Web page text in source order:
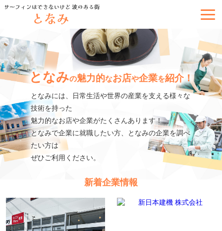
となみの魅力的なお店や企業を紹介！
となみには、日常生活や世界の産業を支える様々な
技術を持った
魅力的なお店や企業がたくさんあります！
となみで企業に就職したい方、となみの企業を調べ
たい方は
ぜひご利用ください。
新着企業情報